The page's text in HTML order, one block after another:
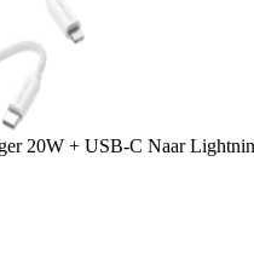
20W + USB-C Naar